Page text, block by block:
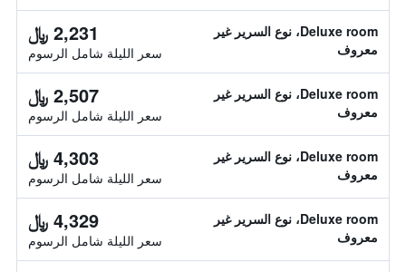
Deluxe room، نوع السرير غير
معروف
2,231 ﷼
سعر الليلة شامل الرسوم
Deluxe room، نوع السرير غير
معروف
2,507 ﷼
سعر الليلة شامل الرسوم
Deluxe room، نوع السرير غير
معروف
4,303 ﷼
سعر الليلة شامل الرسوم
Deluxe room، نوع السرير غير
معروف
4,329 ﷼
سعر الليلة شامل الرسوم